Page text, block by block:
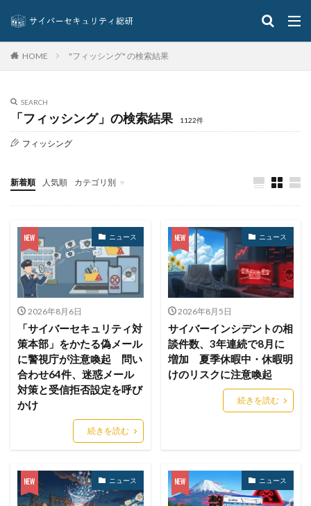
サイバーセキュリティ保険
サイバーセキュリティ基本法
サイバーリーズン
サイバー攻撃の歴史
サイバー犯罪
サイバー犯罪条約
サイボウズ
サイランス
シマンテック
シャドーAI
シャドーIT
シャドウAI
シルバニアファミリー
スキミング
スキャン
スキル
スクリプト
スケウェアブロッカー
スタバ
ステガノグラフィ
スパイ
スパムメール
スピアフィッシング
スプーフィング
スマートEDR
スマートスピーカー
スマートフォン
スマートポンプ
スマホ
スミッシング
セキュリティ
セキュリティアプリ
セキュリティインシデント
セキュリティエンジニア
セキュリティパッチ
セキュリティプログラム
HOME "フィッシング" の検索結果
SEARCH
「フィッシング」の検索結果 1122件
フィッシング
新着順 人気順 カテゴリ別
イベント
インタビュー
クイズ
ニュース
ニュース
2026年8月6日
「サイバーセキュリティ対
策本部」をかたる偽メール
に警視庁が注意喚起 問い
合わせ64件、迷惑メール
対策と受信拒否設定を呼び
かけ
続きを読む
ニュース
2026年8月5日
サイバーインシデントの相
談件数、3年連続で8月に
増加 夏季休暇中・休暇明
けのリスクに注意喚起
続きを読む
ニュース ニュース